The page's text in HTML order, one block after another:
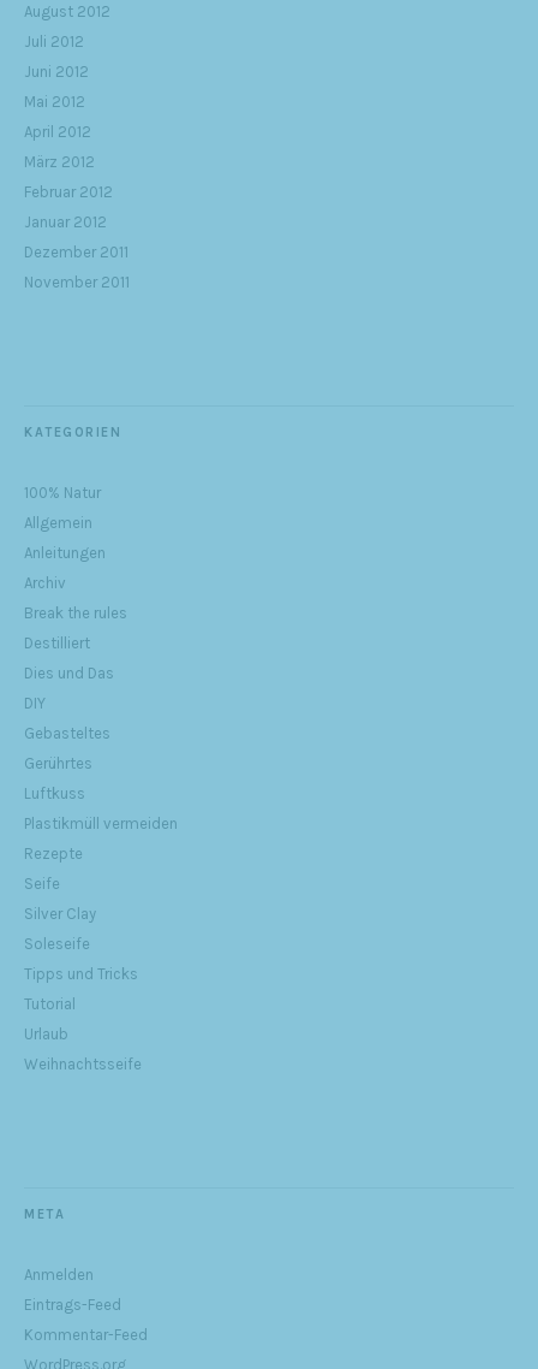
August 2012
Juli 2012
Juni 2012
Mai 2012
April 2012
März 2012
Februar 2012
Januar 2012
Dezember 2011
November 2011
KATEGORIEN
100% Natur
Allgemein
Anleitungen
Archiv
Break the rules
Destilliert
Dies und Das
DIY
Gebasteltes
Gerührtes
Luftkuss
Plastikmüll vermeiden
Rezepte
Seife
Silver Clay
Soleseife
Tipps und Tricks
Tutorial
Urlaub
Weihnachtsseife
META
Anmelden
Eintrags-Feed
Kommentar-Feed
WordPress.org